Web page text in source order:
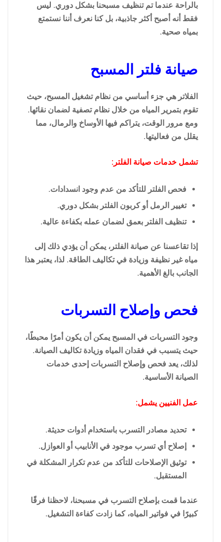
بالراحة عندما تم تنظيف مسبحنا بشكل دوري. ليس
فقط أنه أصبح أكثر جاذبية، بل كنا نعرف أننا نستمتع
بمياه صحية.
صيانة فلتر المسبح
الفلاتر هي جزء أساسي من نظام تشغيل المسبح، حيث
تقوم بتمرير المياه من خلال نظام تصفية لضمان نقائها.
ومع مرور الوقت، يتراكم فيها الأوساخ والرمال، مما
يقلل من فعاليتها.
تشمل خدمات صيانة الفلتر:
فحص الفلتر للتأكد من عدم وجود انسدادات.
تغيير الرمل أو كربون الفلتر بشكل دوري.
تنظيف الفلتر بعمق لضمان عمله بكفاءة عالية.
إذا تقاعسنا عن صيانة الفلتر، يمكن أن يؤدي ذلك إلى
مياه غير نظيفة وزيادة في تكاليف الطاقة. لذا، يعتبر هذا
الجانب بالغ الأهمية.
فحص وإصلاح التسربات
وجود التسربات في المسبح يمكن أن يكون أمرًا محبطًا،
حيث يتسبب في فقدان المياه وزيادة تكاليف الصيانة.
لذلك، يعد فحص وإصلاح التسربات إحدى خدمات
الصيانة الأساسية.
عمل الفنيين يشمل:
تحديد مصادر التسرب باستخدام أدوات حديثة.
إصلاح أي تسرب موجود في الأنابيب أو العوازل.
توثيق الإصلاحات للتأكد من عدم تكرار المشكلة في
المستقبل.
عندما قمت بإصلاح التسرب في مسبحنا، لاحظنا فرقًا
كبيرًا في فواتير المياه، كما زادت كفاءة التشغيل.